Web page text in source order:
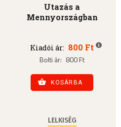
Utazás a
Mennyországban
Kiadói ár: 800 Ft
Bolti ár: 800 Ft
KOSÁRBA
LELKISÉG